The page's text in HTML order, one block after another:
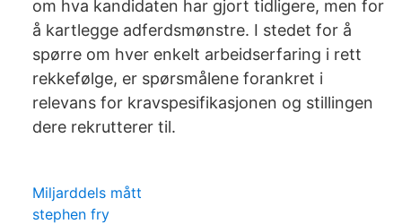
om hva kandidaten har gjort tidligere, men for
å kartlegge adferdsmønstre. I stedet for å
spørre om hver enkelt arbeidserfaring i rett
rekkefølge, er spørsmålene forankret i
relevans for kravspesifikasjonen og stillingen
dere rekrutterer til.
Miljarddels mått
stephen fry